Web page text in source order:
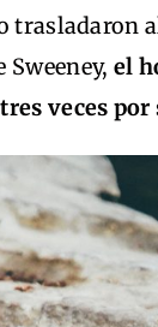
trasladaron
el
veces por